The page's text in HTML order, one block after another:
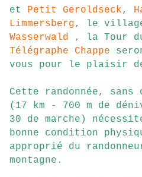
et
Petit Geroldseck,
Limmersberg, le village
Wasserwald , la Tour
Télégraphe Chappe
vous pour le plaisir
Cette randonnée,
(17 km - 700 m de
30 de marche)
bonne condition
approprié du
montagne.